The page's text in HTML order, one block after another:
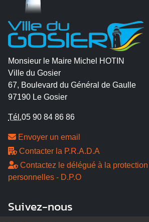
Monsieur le Maire Michel HOTIN
Ville du Gosier
67, Boulevard du Général de Gaulle
97190 Le Gosier
Tél.05 90 84 86 86
Envoyer un email
Contacter la P.R.A.D.A
Contactez le délégué à la
personnelles - D.P.O
Suivez-nous